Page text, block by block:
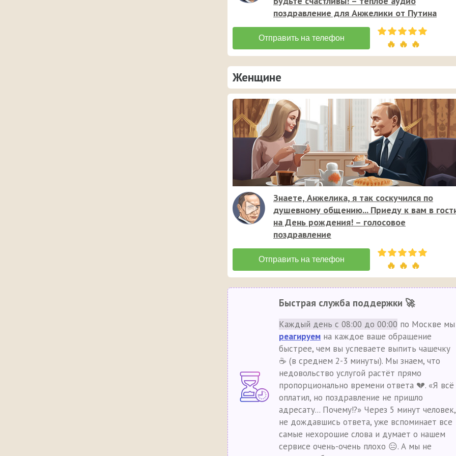
поздравление для Анжелики от Путина
🔥 🔥 🔥
Женщине
Знаете, Анжелика, я так соскучился по
душевному общению... Приеду к вам в
на День рождения! – голосовое
поздравление
🔥 🔥 🔥
Быстрая служба поддержки 🚀
Каждый день с 08:00 до 00:00 по Москве мы
реагируем на каждое ваше обращение
быстрее, чем вы успеваете выпить чашечку
☕ (в среднем 2-3 минуты). Мы знаем, что
недовольство услугой растёт прямо
пропорционально времени ответа 💔. «Я всё
оплатил, но поздравление не пришло
адресату... Почему!?» Через 5 минут человек,
не дождавшись ответа, уже вспоминает все
самые нехорошие слова и думает о нашем
сервисе очень-очень плохо 😑. А мы не